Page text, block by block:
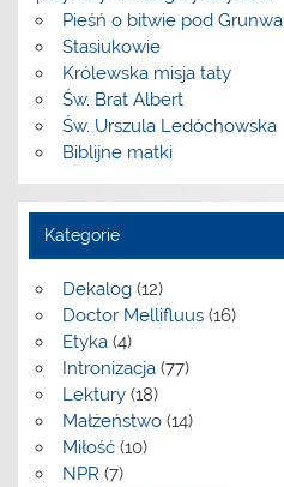
Pieśń o bitwie pod
Stasiukowie
Królewska misja taty
Św. Brat Albert
Św. Urszula Ledóchowska
Biblijne matki
Kategorie
Dekalog(12)
Doctor Mellifluus(16)
Etyka(4)
Intronizacja(77)
Lektury(18)
Małżeństwo(14)
Miłość(10)
NPR (7)